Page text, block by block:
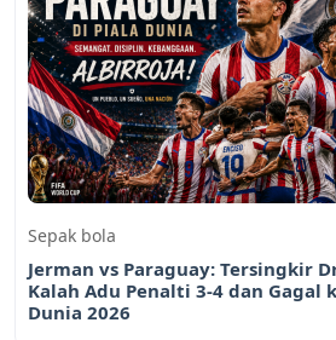
Sepak bola
Jerman vs Paraguay: Tersingkir
Kalah Adu Penalti 3-4 dan Gagal
Dunia 2026